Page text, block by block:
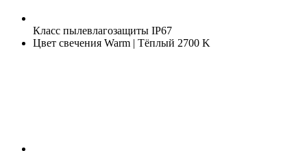
Класс пылевлагозащиты IP67
Цвет свечения Warm | Тёплый 2700 K